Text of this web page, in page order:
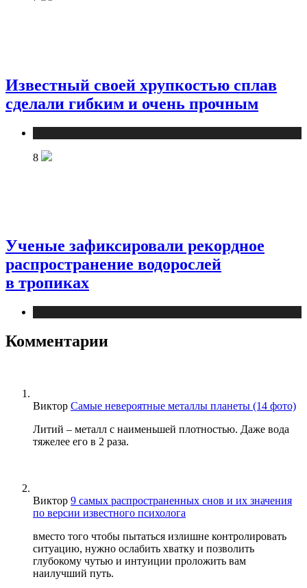
Известный своей хрупкостью сплав
сделали гибким и очень прочным
8
Ученые зафиксировали рекордное
распространение водорослей
в тропиках
Комментарии
Виктор Самые невероятные металлы планеты (14 фото)
Литий – металл с наименьшей плотностью. Даже вода
тяжелее его в 2 раза.
Виктор 9 самых распространенных снов и их значения
по версии известного психолога
вместо того чтобы пытаться излишне контролировать
ситуацию, нужно ослабить хватку и позволить
глубокому чутью и интуиции проложить вам
наилучший путь.